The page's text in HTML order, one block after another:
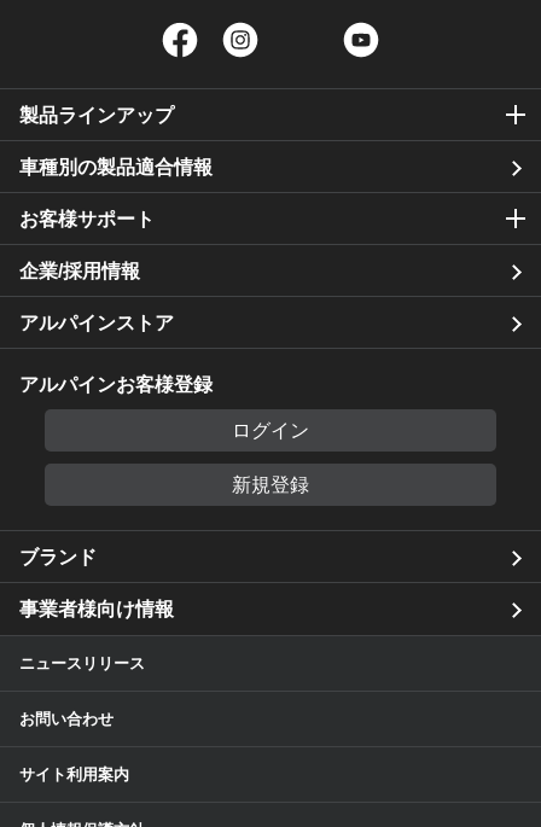
Facebook Twitter
製品ラインアップ
車種別の製品適合情報
お客様サポート
企業/採用情報
アルパインストア
アルパインお客様登録
ログイン
新規登録
ブランド
事業者様向け情報
ニュースリリース
お問い合わせ
サイト利用案内